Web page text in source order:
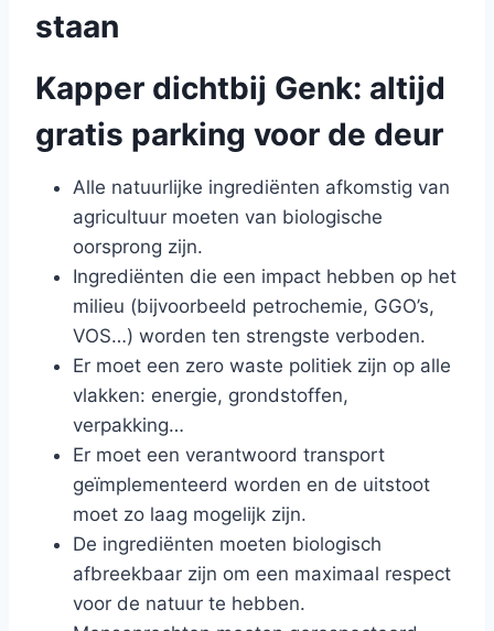
staan
Kapper dichtbij Genk: altijd
gratis parking voor de deur
Alle natuurlijke ingrediënten afkomstig van
agricultuur moeten van biologische
oorsprong zijn.
Ingrediënten die een impact hebben op het
milieu (bijvoorbeeld petrochemie, GGO’s,
VOS…) worden ten strengste verboden.
Er moet een zero waste politiek zijn op alle
vlakken: energie, grondstoffen,
verpakking…
Er moet een verantwoord transport
geïmplementeerd worden en de uitstoot
moet zo laag mogelijk zijn.
De ingrediënten moeten biologisch
afbreekbaar zijn om een maximaal respect
voor de natuur te hebben.